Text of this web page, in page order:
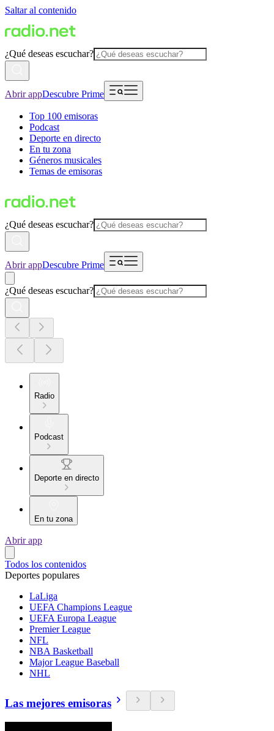
Saltar al contenido
¿Qué deseas escuchar?
Abrir appDescubre Prime
Top 100 emisoras
Podcast
Deporte en directo
En tu zona
Géneros musicales
Temas de emisoras
¿Qué deseas escuchar?
Abrir appDescubre Prime
¿Qué deseas escuchar?
Radio
Podcast
Deporte en directo
En tu zona
Abrir app
Todos los contenidos
Deportes populares
LaLiga
UEFA Champions League
UEFA Europa League
Premier League
NFL
NBA Basketball
Major League Baseball
NHL
Las mejores emisoras